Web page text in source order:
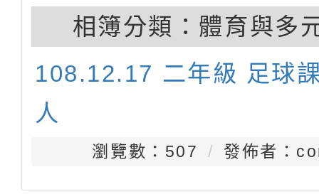
相簿分類： 體育與多
108.12.17 二年級 足球
人
瀏覽數：507 發佈者：